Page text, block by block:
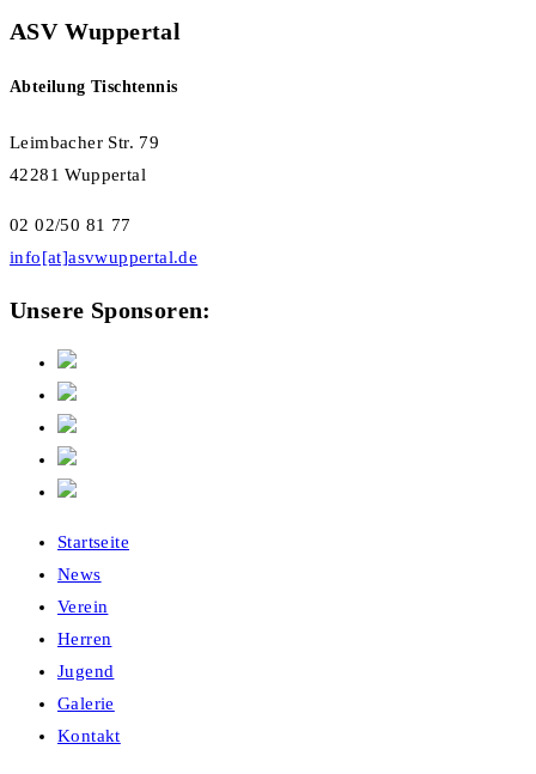
ASV Wuppertal
Abteilung Tischtennis
Leimbacher Str. 79
42281 Wuppertal
02 02/50 81 77
info[at]asvwuppertal.de
Unsere Sponsoren:
Startseite
News
Verein
Herren
Jugend
Galerie
Kontakt